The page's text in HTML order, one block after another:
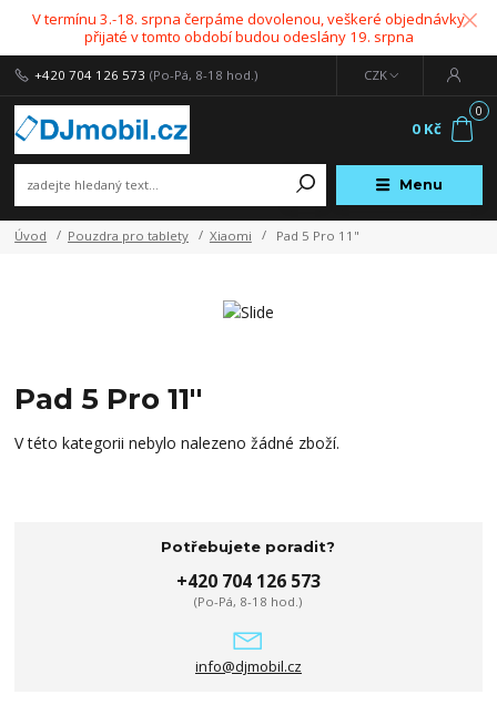
V termínu 3.-18. srpna čerpáme dovolenou, veškeré objednávky
přijaté v tomto období budou odeslány 19. srpna
Menu
CZK
+420 704 126 573 (Po-Pá, 8-18 hod.)
0
0 Kč
Úvod Pouzdra pro tablety Xiaomi Pad 5 Pro 11"
Pad 5 Pro 11"
V této kategorii nebylo nalezeno žádné zboží.
Potřebujete poradit?
+420 704 126 573
(Po-Pá, 8-18 hod.)
info@djmobil.cz